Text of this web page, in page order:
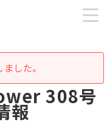
した。
308号
報